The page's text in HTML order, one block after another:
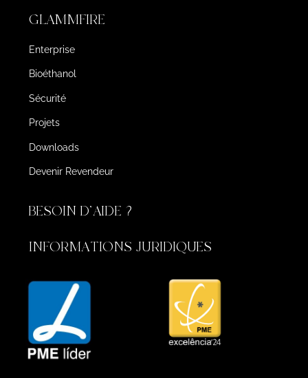
GLAMMFIRE
Enterprise
Bioéthanol
Sécurité
Projets
Downloads
Devenir Revendeur
BESOIN D'AIDE ?
INFORMATIONS JURIDIQUES